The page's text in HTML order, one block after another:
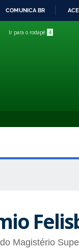
COMUNICA BR
Ir para o rodapé 4
Magistério